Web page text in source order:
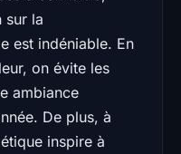
sur la
est indéniable. En
on évite les
ambiance
De plus, à
inspire à